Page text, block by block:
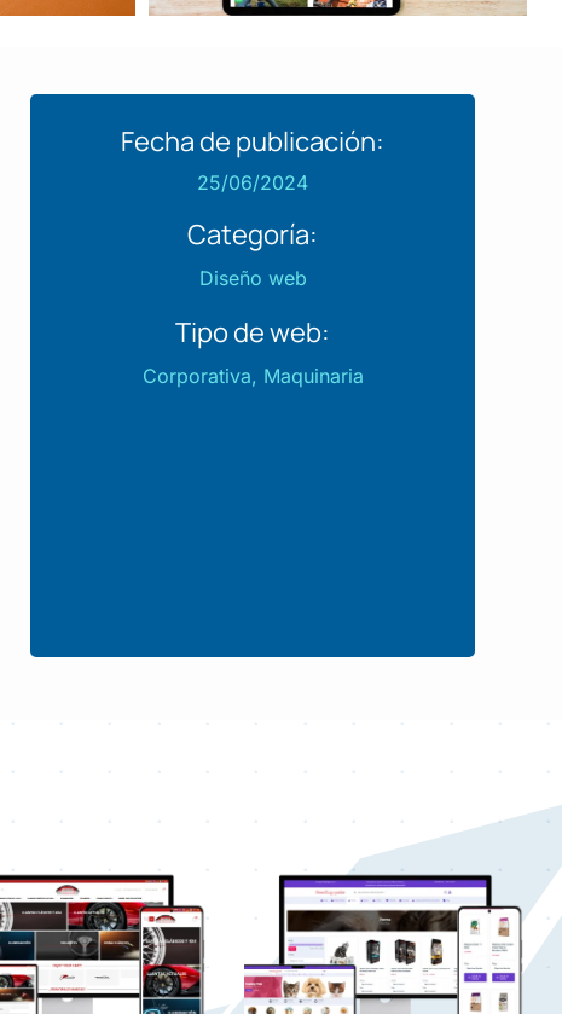
Fecha de publicación:
25/06/2024
Categoría:
Diseño web
Tipo de web:
Corporativa, Maquinaria